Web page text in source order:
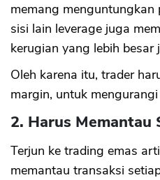
memang menguntungkan
sisi lain leverage juga
kerugian yang lebih besar
Oleh karena itu, trader
margin, untuk
2. Harus Memantau
Terjun ke trading emas
memantau transaksi